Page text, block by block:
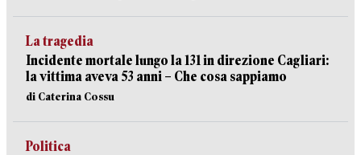
La tragedia
Incidente mortale lungo la 131 in direzione Cagliari:
la vittima aveva 53 anni – Che cosa sappiamo
di Caterina Cossu
Politica